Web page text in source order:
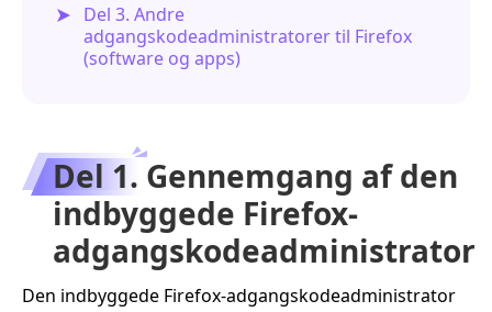
Del 3. Andre
adgangskodeadministratorer til Firefox
(software og apps)
Del 1. Gennemgang af den
indbyggede Firefox-
adgangskodeadministrator
Den indbyggede Firefox-adgangskodeadministrator